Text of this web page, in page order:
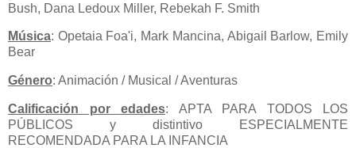
Bush, Dana Ledoux Miller, Rebekah F. Smith
Música: Opetaia Foa'i, Mark Mancina, Abigail Barlow, Emily
Bear
Género: Animación / Musical / Aventuras
Calificación por edades: APTA PARA TODOS LOS
PÚBLICOS y distintivo ESPECIALMENTE
RECOMENDADA PARA LA INFANCIA